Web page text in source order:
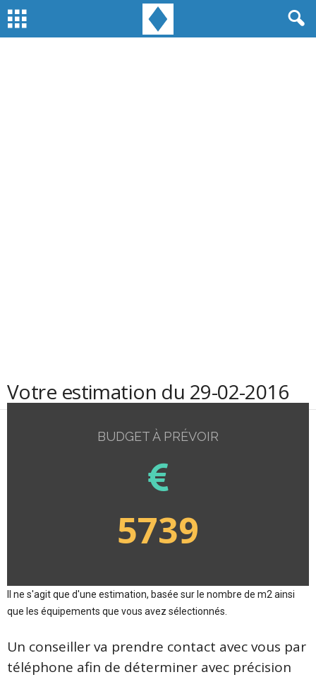
Votre estimation du 29-02-2016
BUDGET À PRÉVOIR
5739
Il ne s'agit que d'une estimation, basée sur le nombre de m2 ainsi
que les équipements que vous avez sélectionnés.
Un conseiller va prendre contact avec vous par
téléphone afin de déterminer avec précision